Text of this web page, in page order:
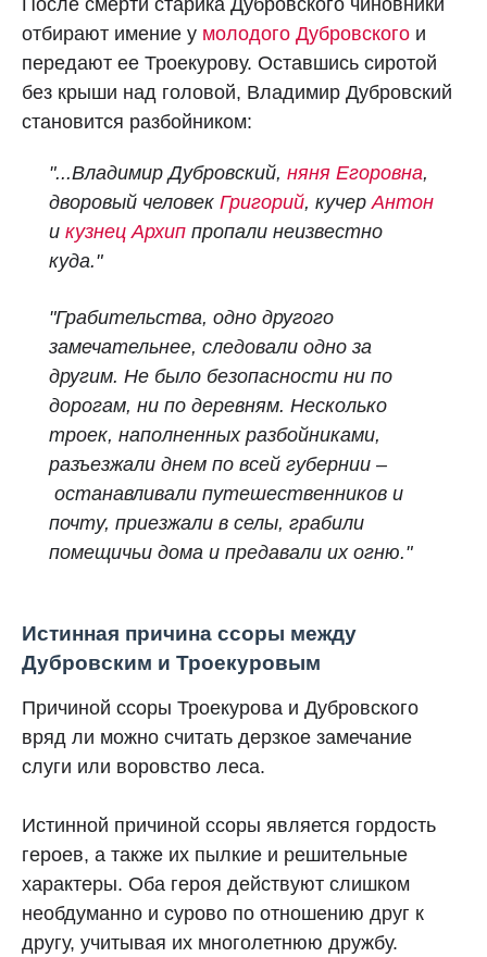
После смерти старика Дубровского чиновники
отбирают имение у молодого Дубровского и
передают ее Троекурову. Оставшись сиротой
без крыши над головой, Владимир Дубровский
становится разбойником:
"...Владимир Дубровский, няня Егоровна,
дворовый человек Григорий, кучерАнтон
и кузнец Архип пропали неизвестно
куда."
"Грабительства, одно другого
замечательнее, следовали одно за
другим. Не было безопасности ни по
дорогам, ни по деревням. Несколько
троек, наполненных разбойниками,
разъезжали днем по всей губернии –
останавливали путешественников и
почту, приезжали в селы, грабили
помещичьи дома и предавали их огню."
Истинная причина ссоры между
Дубровским и Троекуровым
Причиной ссоры Троекурова и Дубровского
вряд ли можно считать дерзкое замечание
слуги или воровство леса.
Истинной причиной ссоры является гордость
героев, а также их пылкие и решительные
характеры. Оба героя действуют слишком
необдуманно и сурово по отношению друг к
другу, учитывая их многолетнюю дружбу.